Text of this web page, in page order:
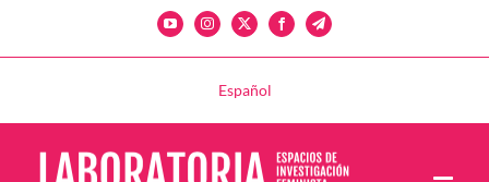
contenido
YouTubeInstagram
X FacebookTelegram
Español